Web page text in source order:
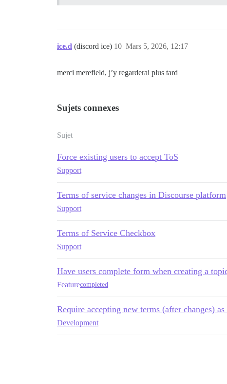
ice.d (discord ice) Mars 5, 2026, 12:17
10
merci merefield, j’y regarderai plus tard
Sujets connexes
Sujet
Force existing users to accept ToS
Support
Terms of service changes in Discourse platform
Support
Terms of Service Checkbox
Support
Have users complete form when creating a
Featurecompleted
Require accepting new terms (after changes)
Development